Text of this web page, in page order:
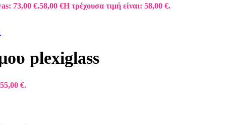
73,00 €.58,00 €Η τρέχουσα τιμή είναι: 58,00 €.
plexiglass
€.